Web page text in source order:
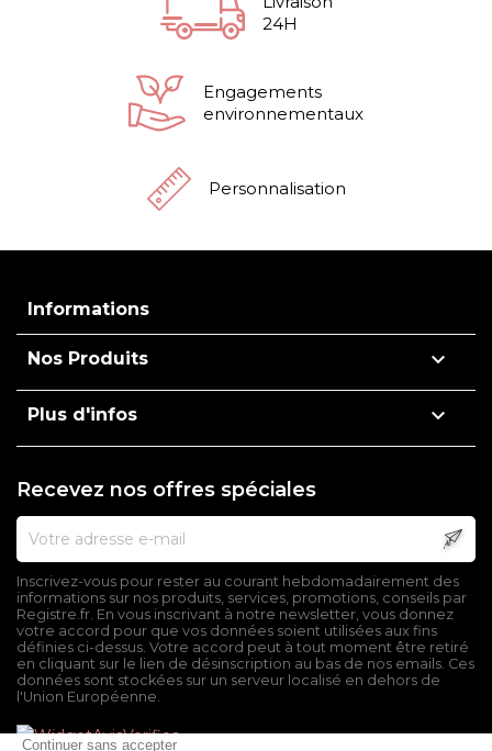
24H
Engagements
environnementaux
Personnalisation
Informations
Nos Produits 
Plus d'infos 
Recevez nos offres spéciales
Inscrivez-vous pour rester au courant hebdomadairement des
informations sur nos produits, services, promotions, conseils par
Registre.fr. En vous inscrivant à notre newsletter, vous donnez
votre accord pour que vos données soient utilisées aux fins
définies ci-dessus. Votre accord peut à tout moment être retiré
en cliquant sur le lien de désinscription au bas de nos emails. Ces
données sont stockées sur un serveur localisé en dehors de
l'Union Européenne.